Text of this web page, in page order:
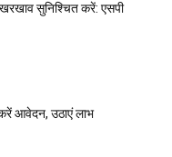
सुनिश्चित करें: एसपी
करें आवेदन, उठाएं लाभ